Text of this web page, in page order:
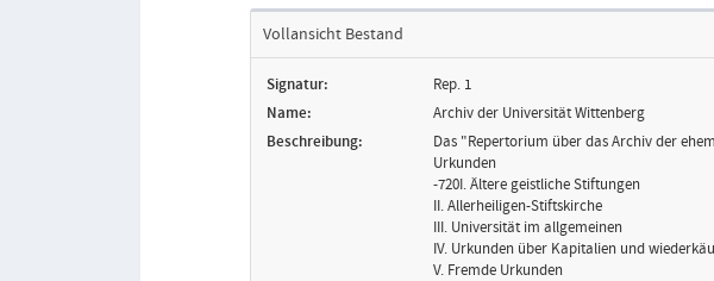
Vollansicht Bestand
Signatur:
Rep. 1
Name:
Archiv der Universität Wittenberg
Beschreibung:
Das "Repertorium über das Archiv der
Urkunden
-720I. Ältere geistliche Stiftungen
II. Allerheiligen-Stiftskirche
III. Universität im allgemeinen
IV. Urkunden über Kapitalien und
V. Fremde Urkunden